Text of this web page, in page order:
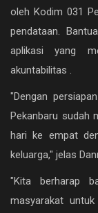
oleh Kodim 031
pendataan.
aplikasi yang
akuntabilitas .
"Dengan
Pekanbaru sudah
hari ke empat
keluarga," jelas
"Kita berharap
masyarakat